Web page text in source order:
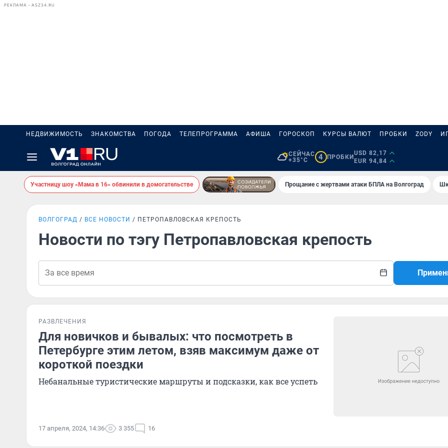
РЕКЛАМА • ASZ34.RU
НЕДВИЖИМОСТЬ ЗНАКОМСТВА ПОГОДА ТЕЛЕПРОГРАММА АФИША ГОРОСКОП КУРСЫ ВАЛЮТ ПРОБКИ ZODY
СЕЙЧАС
+35°C
4 ПРОБКИ
USD 82,17
EUR 94,84
Участницу шоу «Мама в 16» обвинили в домогательстве Прощание с жертвами атаки БПЛА на Волгоград
ВОЛГОГРАД ВСЕ НОВОСТИ ПЕТРОПАВЛОВСКАЯ КРЕПОСТЬ
Новости по тэгу Петропавловская крепость
РАЗВЛЕЧЕНИЯ
Для новичков и бывалых: что посмотреть в
Петербурге этим летом, взяв максимум даже от
короткой поездки
Небанальные туристические маршруты и подсказки, как все успеть
17 апреля, 2024, 14:36 3 355 16